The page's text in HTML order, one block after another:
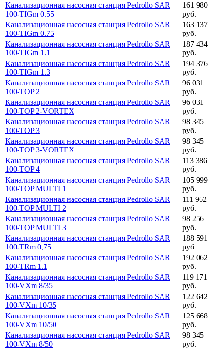
Канализационная насосная станция Pedrollo SAR
100-TIGm 0.55
161 980
руб.
Канализационная насосная станция Pedrollo SAR
100-TIGm 0.75
163 137
руб.
Канализационная насосная станция Pedrollo SAR
100-TIGm 1.1
187 434
руб.
Канализационная насосная станция Pedrollo SAR
100-TIGm 1.3
194 376
руб.
Канализационная насосная станция Pedrollo SAR
100-TOP 2
96 031
руб.
Канализационная насосная станция Pedrollo SAR
100-TOP 2-VORTEX
96 031
руб.
Канализационная насосная станция Pedrollo SAR
100-TOP 3
98 345
руб.
Канализационная насосная станция Pedrollo SAR
100-TOP 3-VORTEX
98 345
руб.
Канализационная насосная станция Pedrollo SAR
100-TOP 4
113 386
руб.
Канализационная насосная станция Pedrollo SAR
100-TOP MULTI 1
105 999
руб.
Канализационная насосная станция Pedrollo SAR
100-TOP MULTI 2
111 962
руб.
Канализационная насосная станция Pedrollo SAR
100-TOP MULTI 3
98 256
руб.
Канализационная насосная станция Pedrollo SAR
100-TRm 0,75
188 591
руб.
Канализационная насосная станция Pedrollo SAR
100-TRm 1.1
192 062
руб.
Канализационная насосная станция Pedrollo SAR
100-VXm 8/35
119 171
руб.
Канализационная насосная станция Pedrollo SAR
100-VXm 10/35
122 642
руб.
Канализационная насосная станция Pedrollo SAR
100-VXm 10/50
125 668
руб.
Канализационная насосная станция Pedrollo SAR
100-VXm 8/50
98 345
руб.